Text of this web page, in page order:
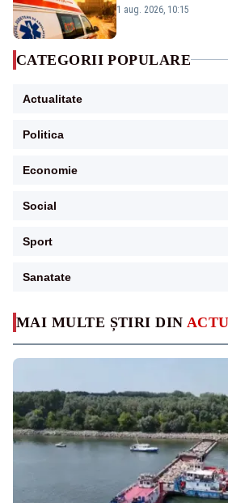
MAI MULTE ȘTIRI DIN
duminică.
1 aug. 2026, 10:15
CATEGORII POPULARE
Actualitate
Politica
Economie
Social
Sport
Sanatate